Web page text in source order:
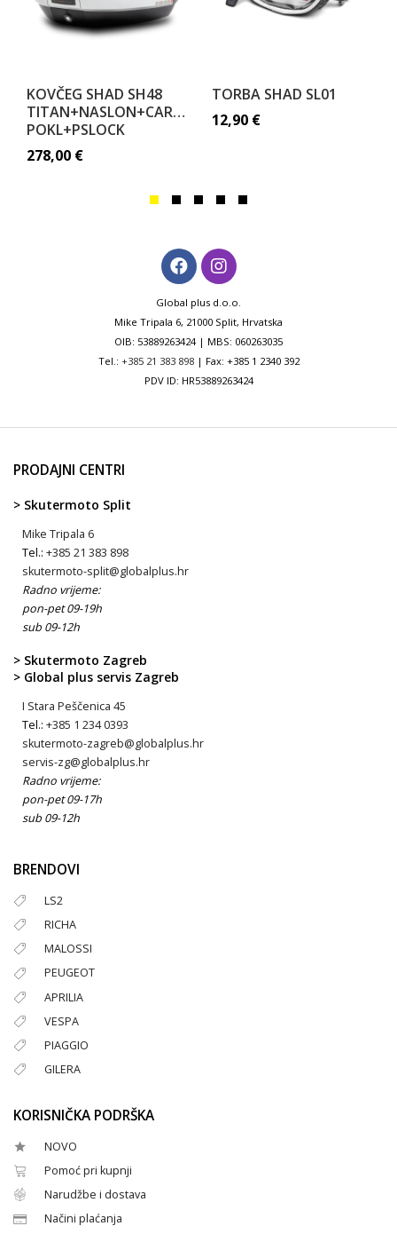
KOVČEG SHAD SH48
TITAN+NASLON+CARBON
POKL+PSLOCK
278,00 €
TORBA SHAD SL01
12,90 €
Global plus d.o.o.
Mike Tripala 6, 21000 Split, Hrvatska
OIB: 53889263424 | MBS: 060263035
Tel.: +385 21 383 898| Fax: +385 1 2340 392
PDV ID: HR53889263424
PRODAJNI CENTRI
> Skutermoto Split
Mike Tripala 6
Tel.: +385 21 383 898
skutermoto-split@globalplus.hr
Radno vrijeme:
pon-pet 09-19h
sub 09-12h
> Skutermoto Zagreb
> Global plus servis Zagreb
I Stara Peščenica 45
Tel.: +385 1 234 0393
skutermoto-zagreb@globalplus.hr
servis-zg@globalplus.hr
Radno vrijeme:
pon-pet 09-17h
sub 09-12h
BRENDOVI
LS2
RICHA
MALOSSI
PEUGEOT
APRILIA
VESPA
PIAGGIO
GILERA
KORISNIČKA PODRŠKA
NOVO
Pomoć pri kupnji
Narudžbe i dostava
Načini plaćanja